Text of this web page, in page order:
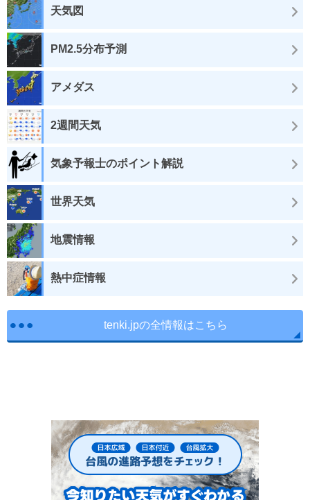
天気図
PM2.5分布予測
アメダス
2週間天気
気象予報士のポイント解説
世界天気
地震情報
熱中症情報
tenki.jpの全情報はこちら